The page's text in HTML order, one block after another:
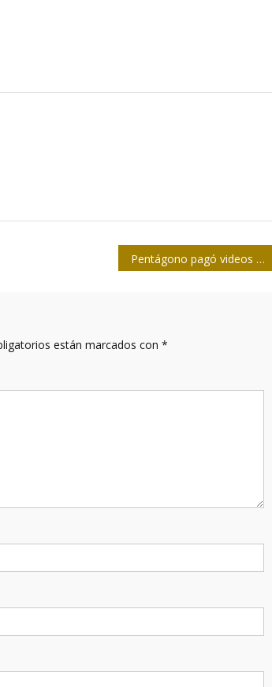
Pentágono pagó videos falsos sobre Al Qaeda
están marcados con *